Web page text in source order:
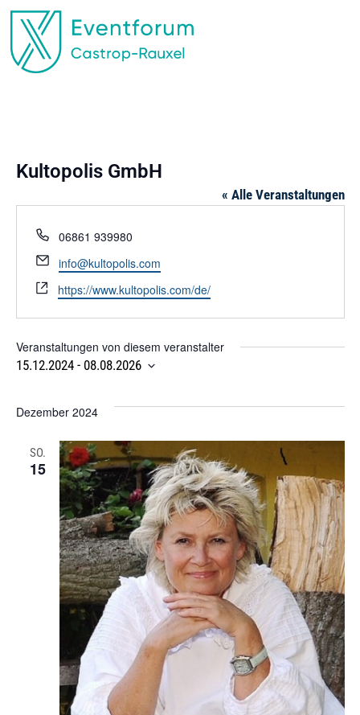
Kultopolis GmbH
« Alle Veranstaltungen
Telefon
06861 939980
Email
info@kultopolis.com
Webseite
https://www.kultopolis.com/de/
Veranstaltungen von diesem veranstalter
15.12.2024 - 08.08.2026
Dezember 2024
SO.
15